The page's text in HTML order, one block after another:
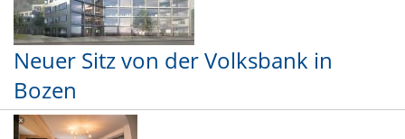
Neuer Sitz von der Volksbank in
Bozen